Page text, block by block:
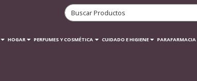
HOGAR PERFUMES Y COSMÉTICA CUIDADO E HIGIENE PARAFARMACIA